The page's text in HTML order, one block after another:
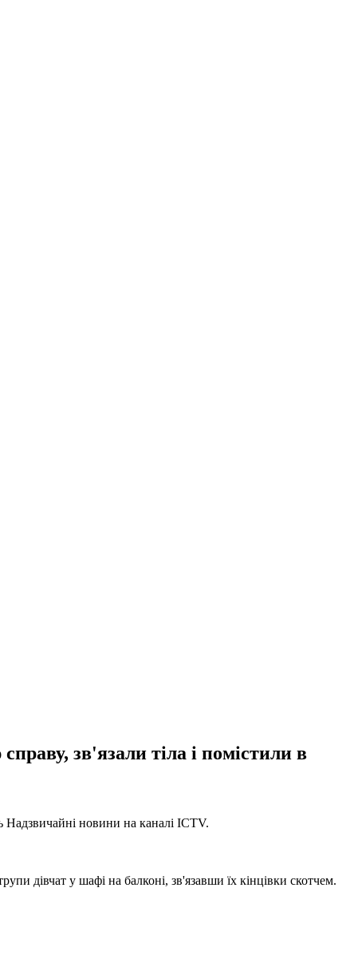
зв'язали тіла і помістили в
Надзвичайні новини на каналі ICTV.
дівчат у шафі на балконі, зв'язавши їх кінцівки скотчем.